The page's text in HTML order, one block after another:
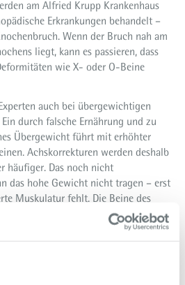
am Alfried Krupp Krankenhaus
Erkrankungen behandelt –
Wenn der Bruch nah am
liegt, kann es passieren, dass
wie X- oder O-Beine
auch bei übergewichtigen
durch falsche Ernährung und zu
Übergewicht führt mit erhöhter
Achskorrekturen werden deshalb
häufiger. Das noch nicht
das hohe Gewicht nicht tragen – erst
Muskulatur fehlt. Die Beine des
in die X-Stellung gedrückt.